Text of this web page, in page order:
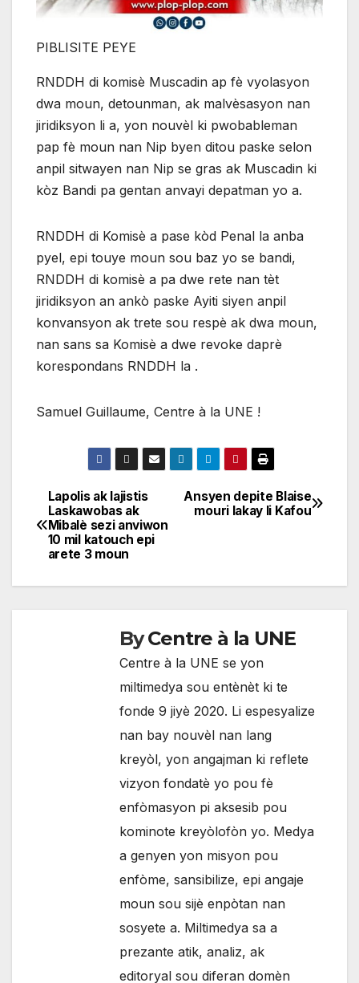
PIBLISITE PEYE
RNDDH di komisè Muscadin ap fè vyolasyon
dwa moun, detounman, ak malvèsasyon nan
jiridiksyon li a, yon nouvèl ki pwobableman
pap fè moun nan Nip byen ditou paske selon
anpil sitwayen nan Nip se gras ak Muscadin ki
kòz Bandi pa gentan anvayi depatman yo a.
RNDDH di Komisè a pase kòd Penal la anba
pyel, epi touye moun sou baz yo se bandi,
RNDDH di komisè a pa dwe rete nan tèt
jiridiksyon an ankò paske Ayiti siyen anpil
konvansyon ak trete sou respè ak dwa moun,
nan sans sa Komisè a dwe revoke daprè
korespondans RNDDH la .
Samuel Guillaume, Centre à la UNE !
Navigation
de
Ansyen depite Blaise
mouri lakay li Kafou
Lapolis ak lajistis
Laskawobas ak
Mibalè sezi anviwon
10 mil katouch epi
arete 3 moun
ByCentre à la UNE
Centre à la UNE se yon
miltimedya sou entènèt ki te
fonde 9 jiyè 2020. Li espesyalize
nan bay nouvèl nan lang
kreyòl, yon angajman ki reflete
vizyon fondatè yo pou fè
enfòmasyon pi aksesib pou
kominote kreyòlofòn yo. Medya
a genyen yon misyon pou
enfòme, sansibilize, epi angaje
moun sou sijè enpòtan nan
sosyete a. Miltimedya sa a
prezante atik, analiz, ak
editoryal sou diferan domèn